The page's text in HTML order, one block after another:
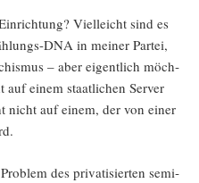
Viel­leicht sind es
DNA in mei­ner Par­tei,
– aber eigent­lich möch­
einem staat­li­chen Ser­ver
nicht auf einem, der von einer
des pri­va­ti­sier­ten semi­